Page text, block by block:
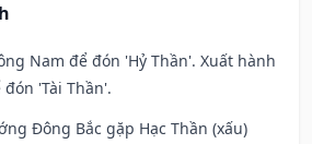
Nam để đón 'Hỷ Thần'. Xuất hành
'Tài Thần'.
Đông Bắc gặp Hạc Thần (xấu)